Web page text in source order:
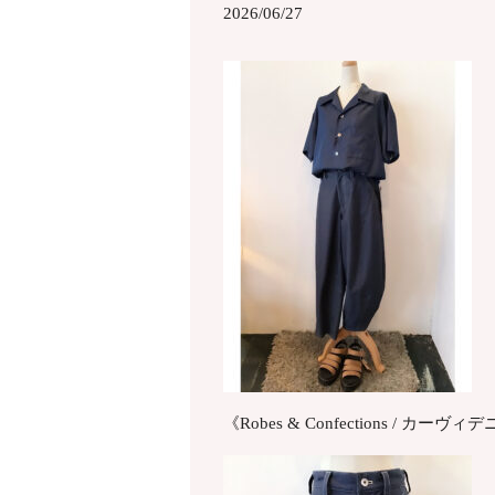
2026/06/27
《Robes & Confections / カーヴィデ